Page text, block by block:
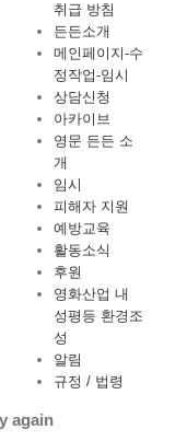
취급 방침
든든소개
메인페이지-수
정작업-임시
상담신청
아카이브
영문 든든 소
개
임시
피해자 지원
예방교육
활동소식
후원
영화산업 내
성평등 환경조
성
알림
규정 / 법령
again